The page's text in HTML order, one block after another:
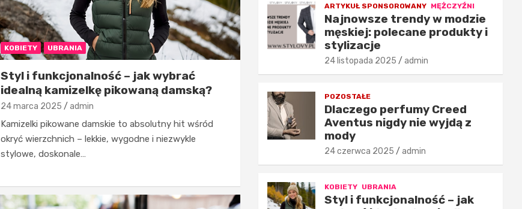
KOBIETY UBRANIA
Styl i funkcjonalność – jak wybrać
idealną kamizelkę pikowaną damską?
24 marca 2025 admin
Kamizelki pikowane damskie to absolutny hit wśród
okryć wierzchnich – lekkie, wygodne i niezwykle
stylowe, doskonale…
ARTYKUŁ SPONSOROWANY MĘŻCZYŹNI
Najnowsze trendy w modzie
męskiej: polecane produkty i
stylizacje
24 listopada 2025 admin
POZOSTAŁE
Dlaczego perfumy Creed
Aventus nigdy nie wyjdą z
mody
24 czerwca 2025 admin
KOBIETY UBRANIA
Styl i funkcjonalność – jak